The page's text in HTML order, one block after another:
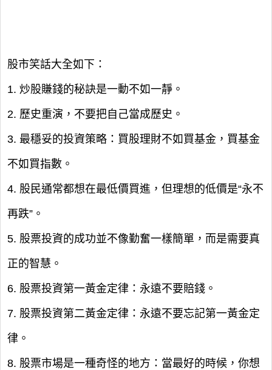
股市笑話大全如下：
1. 炒股賺錢的秘訣是一動不如一靜。
2. 歷史重演，不要把自己當成歷史。
3. 最穩妥的投資策略：買股理財不如買基金，買基金
不如買指數。
4. 股民通常都想在最低價買進，但理想的低價是“永不
再跌”。
5. 股票投資的成功並不像勤奮一樣簡單，而是需要真
正的智慧。
6. 股票投資第一黃金定律：永遠不要賠錢。
7. 股票投資第二黃金定律：永遠不要忘記第一黃金定
律。
8. 股票市場是一種奇怪的地方：當最好的時候，你想